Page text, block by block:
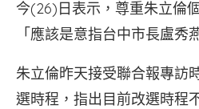
今(26)日表示，尊重朱立倫
「應該是意指台中市長盧秀
朱立倫昨天接受聯合報專訪
選時程，指出目前改選時程